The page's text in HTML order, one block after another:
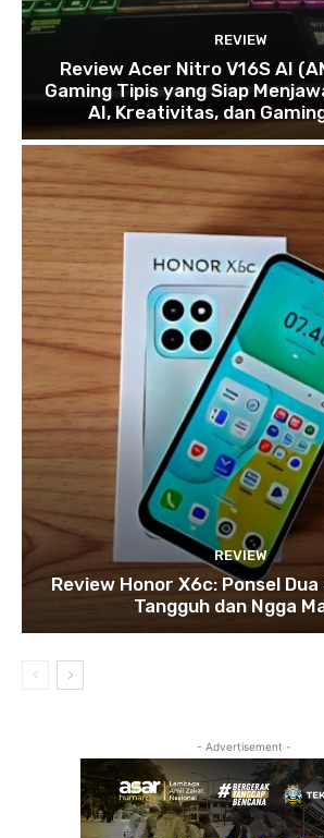
REVIEW
Review Acer Nitro V16S AI
Gaming Tipis yang Siap
AI, Kreativitas, dan
REVIEW
Review Honor X6c: Ponsel
Tangguh dan Ngga
- Advertisement -